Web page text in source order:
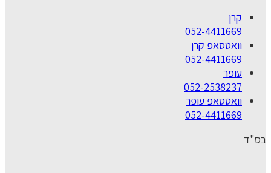
קרן
052-4411669
וואטסאפ קרן
052-4411669
עופר
052-2538237
וואטסאפ עופר
052-4411669
בס"ד